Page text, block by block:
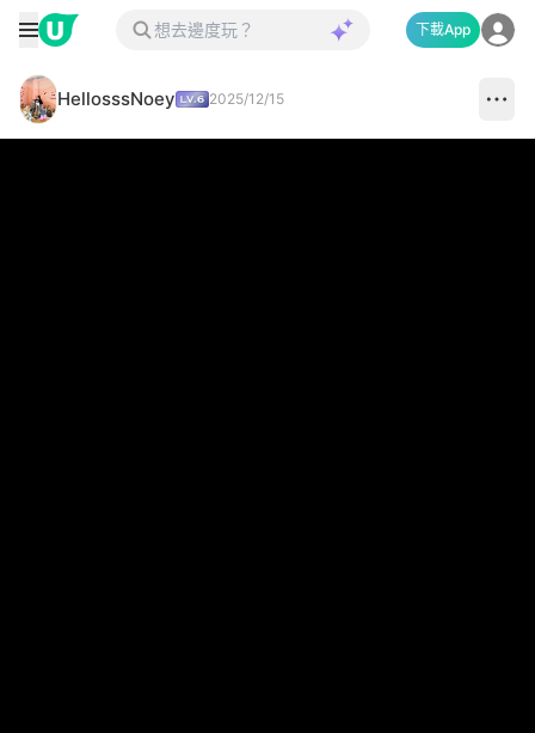
下載App
HellosssNoey 2025/12/15